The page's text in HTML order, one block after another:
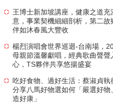
王博士新加坡講座，健康之道充
意，事業契機細細剖析，第二故
伴如沐春風大豐收
楊烈演唱會世界巡迴-台南場，
母親節溫馨獻唱，經典歌曲聲聲
心，TS夥伴共享悠揚盛宴
吃好食物、過好生活：蔡淑貞執
分享八馬好物選如何「嚴選好物
造好康」